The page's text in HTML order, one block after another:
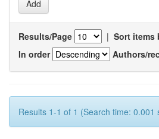
Results/Page | Sort items
In order
Authors/
Results 1-1 of 1 (Search time: 0.001